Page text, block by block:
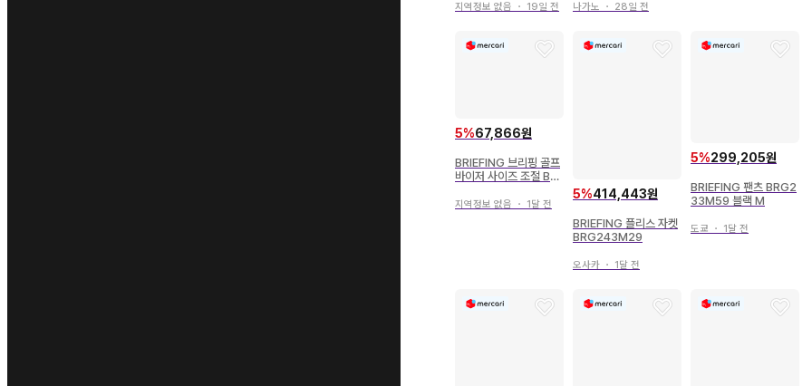
지역정보 없음 ・ 19일 전 나가노 ・ 28일 전
5%67,866원
BRIEFING 브리핑 골프
바이저 사이즈 조절 BR
지역정보 없음 ・ 1달 전
5%414,443원
BRIEFING 플리스 자켓
BRG243M29
오사카 ・ 1달 전
5%299,205원
BRIEFING 팬츠 BRG2
33M59 블랙 M
도쿄 ・ 1달 전